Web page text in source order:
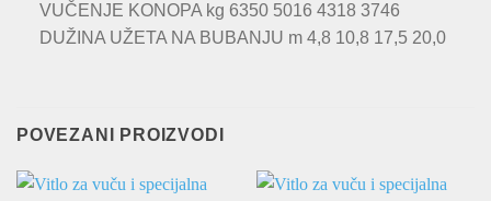
VUČENJE KONOPA kg 6350 5016 4318 3746
DUŽINA UŽETA NA BUBANJU m 4,8 10,8 17,5 20,0
POVEZANI PROIZVODI